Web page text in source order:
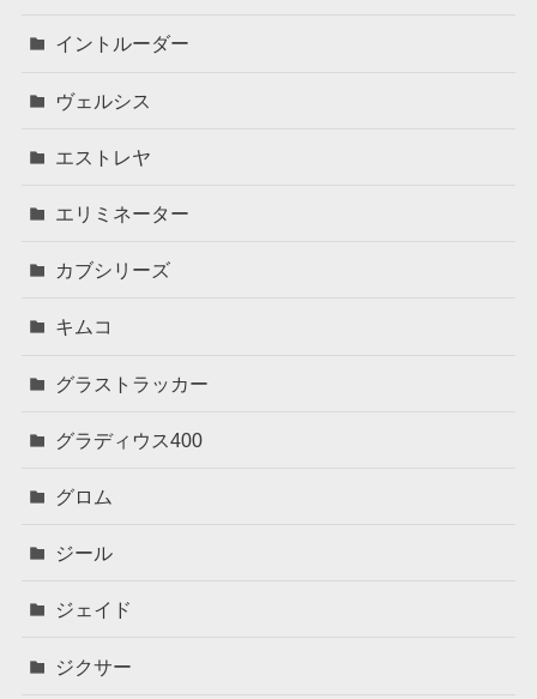
イントルーダー
ヴェルシス
エストレヤ
エリミネーター
カブシリーズ
キムコ
グラストラッカー
グラディウス400
グロム
ジール
ジェイド
ジクサー